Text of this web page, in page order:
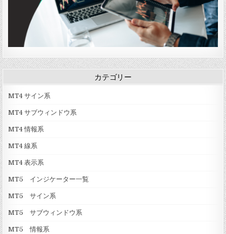
カテゴリー
MT4 サイン系
MT4 サブウィンドウ系
MT4 情報系
MT4 線系
MT4 表示系
MT5 インジケーター一覧
MT5 サイン系
MT5 サブウィンドウ系
MT5 情報系